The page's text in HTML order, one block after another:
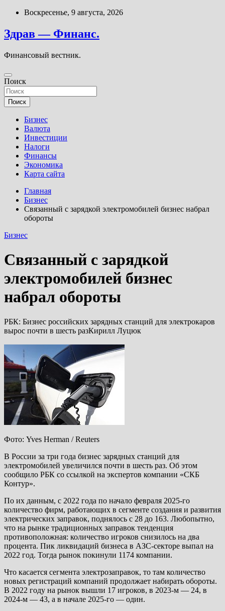
Перейти
содержимому
Воскресенье, 9 августа, 2026
Здрав — Финанс.
Финансовый вестник.
Поиск
Поиск
Бизнес
Валюта
Инвестиции
Налоги
Финансы
Экономика
Карта сайта
Главная
Бизнес
Связанный с зарядкой электромобилей бизнес набрал
обороты
Бизнес
Связанный с зарядкой
электромобилей бизнес
набрал обороты
РБК: Бизнес российских зарядных станций для электрокаров
вырос почти в шесть разКирилл Луцюк
Фото: Yves Herman / Reuters
В России за три года бизнес зарядных станций для
электромобилей увеличился почти в шесть раз. Об этом
сообщило РБК со ссылкой на экспертов компании «СКБ
Контур».
По их данным, с 2022 года по начало февраля 2025-го
количество фирм, работающих в сегменте создания и развития
электрических заправок, поднялось с 28 до 163. Любопытно,
что на рынке традиционных заправок тенденция
противоположная: количество игроков снизилось на два
процента. Пик ликвидаций бизнеса в АЗС-секторе выпал на
2022 год. Тогда рынок покинули 1174 компании.
Что касается сегмента электрозаправок, то там количество
новых регистраций компаний продолжает набирать обороты.
В 2022 году на рынок вышли 17 игроков, в 2023-м — 24, в
2024-м — 43, а в начале 2025-го — один.